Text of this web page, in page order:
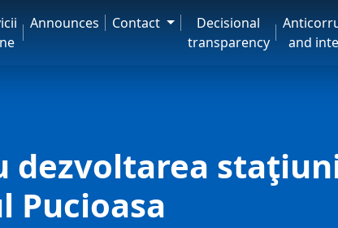
Announces Contact
Decisional
transparency
and
Pucioasa